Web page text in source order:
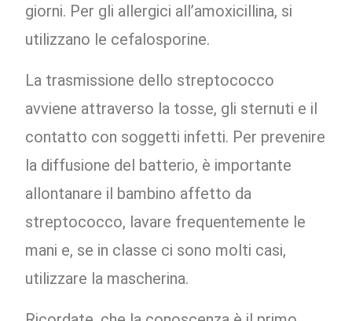
giorni. Per gli allergici all’amoxicillina, si
utilizzano le cefalosporine.
La trasmissione dello streptococco
avviene attraverso la tosse, gli sternuti e il
contatto con soggetti infetti. Per prevenire
la diffusione del batterio, è importante
allontanare il bambino affetto da
streptococco, lavare frequentemente le
mani e, se in classe ci sono molti casi,
utilizzare la mascherina.